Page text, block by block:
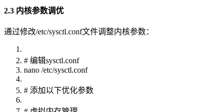
2.3 内核参数调优
通过修改/etc/sysctl.conf文件调整内核参数：
# 编辑sysctl.conf
nano /etc/sysctl.conf
# 添加以下优化参数